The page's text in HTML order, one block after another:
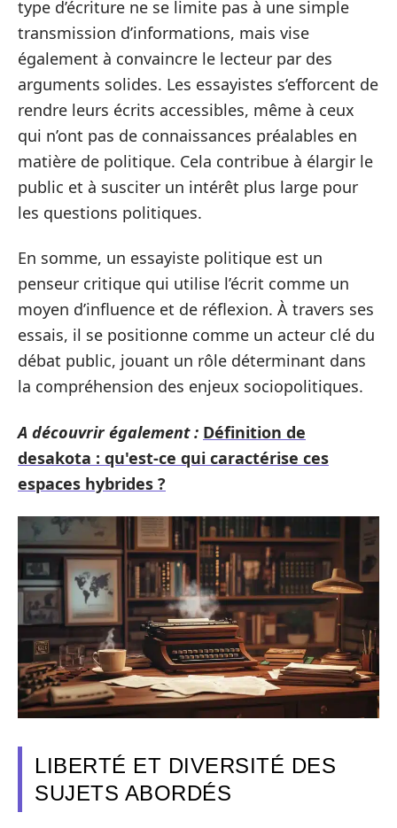
type d’écriture ne se limite pas à une simple
transmission d’informations, mais vise
également à convaincre le lecteur par des
arguments solides. Les essayistes s’efforcent de
rendre leurs écrits accessibles, même à ceux
qui n’ont pas de connaissances préalables en
matière de politique. Cela contribue à élargir le
public et à susciter un intérêt plus large pour
les questions politiques.
En somme, un essayiste politique est un
penseur critique qui utilise l’écrit comme un
moyen d’influence et de réflexion. À travers ses
essais, il se positionne comme un acteur clé du
débat public, jouant un rôle déterminant dans
la compréhension des enjeux sociopolitiques.
A découvrir également : Définition de
desakota : qu'est-ce qui caractérise ces
espaces hybrides ?
LIBERTÉ ET DIVERSITÉ DES
SUJETS ABORDÉS